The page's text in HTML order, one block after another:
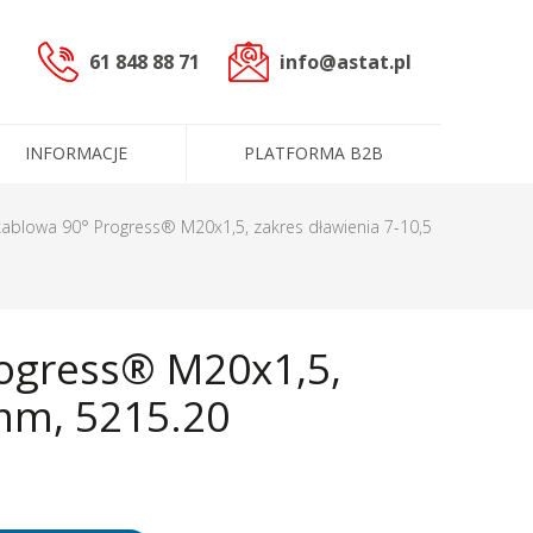
61 848 88 71 info@astat.pl
Dane administracyjne
INFORMACJE
Certyfikaty i polityki
PLATFORMA B2B
90° Progress® M20x1,5, zakres dławienia 7-10,5
M20x1,5,
5215.20